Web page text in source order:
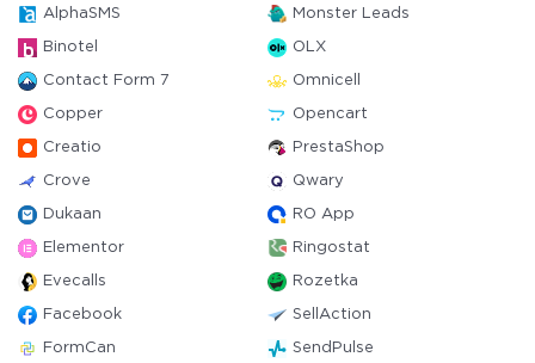
AlphaSMS Monster Leads
Binotel OLX
Contact Form 7 Omnicell
Copper Opencart
Creatio PrestaShop
Crove Qwary
Dukaan RO App
Elementor Ringostat
Evecalls Rozetka
Facebook SellAction
FormCan SendPulse